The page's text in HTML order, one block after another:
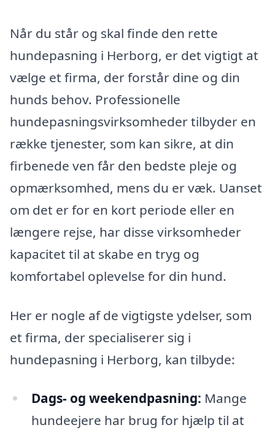
Når du står og skal finde den rette
hundepasning i Herborg, er det vigtigt at
vælge et firma, der forstår dine og din
hunds behov. Professionelle
hundepasningsvirksomheder tilbyder en
række tjenester, som kan sikre, at din
firbenede ven får den bedste pleje og
opmærksomhed, mens du er væk. Uanset
om det er for en kort periode eller en
længere rejse, har disse virksomheder
kapacitet til at skabe en tryg og
komfortabel oplevelse for din hund.
Her er nogle af de vigtigste ydelser, som
et firma, der specialiserer sig i
hundepasning i Herborg, kan tilbyde:
Dags- og weekendpasning: Mange
hundeejere har brug for hjælp til at